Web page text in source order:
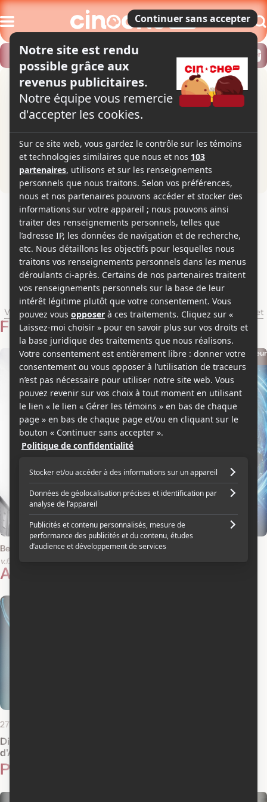
Trouver un horaire Modifier
Lara McDonnell
Voir les séries et émissions télé de Lara McDonnell sur Showbizz.net
Filmographie
Acteur
2021
Belfast
v.f.
Acteur
Artemis Fowl
Actualités reliées
27 novembre 2018
Disney présente la bande-annonce
d'Artemis Fowl
Photos